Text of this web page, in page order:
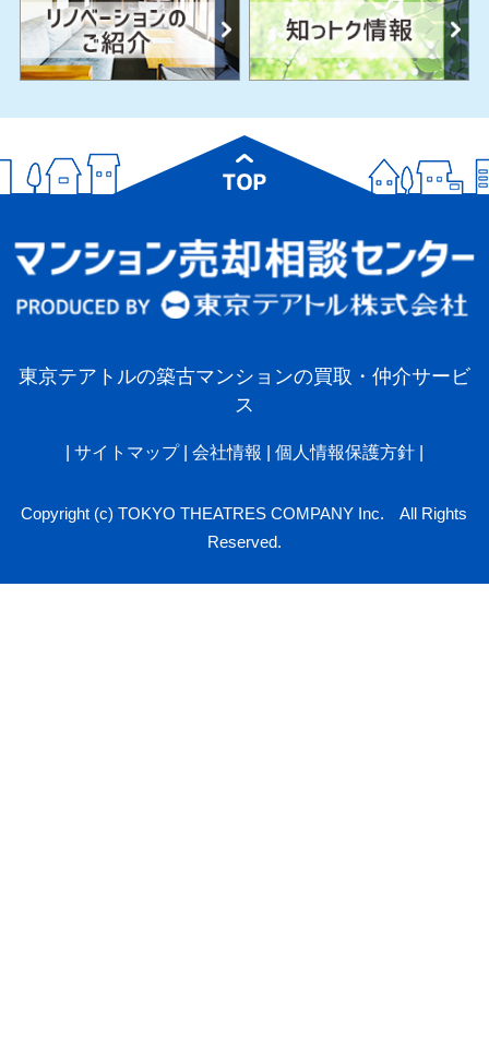
東京テアトルの築古マンションの買取・仲介サービ
ス
サイトマップ 会社情報 個人情報保護方針|
Copyright (c) TOKYO THEATRES COMPANY Inc. All Rights
Reserved.